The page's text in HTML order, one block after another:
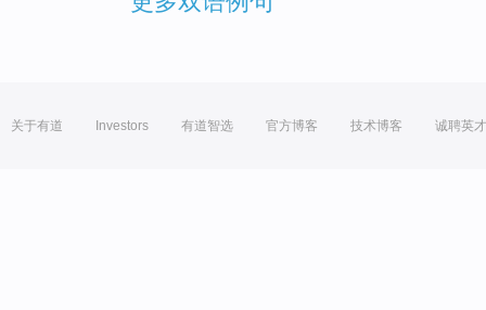
关于有道 Investors 有道智选 官方博客 技术博客 诚聘英才